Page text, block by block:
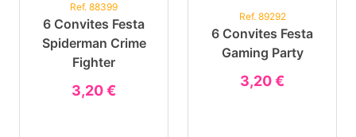
Ref. 88399
6 Convites Festa
Spiderman Crime
Fighter
3,20 €
Ref. 89292
6 Convites Festa
Gaming Party
3,20 €